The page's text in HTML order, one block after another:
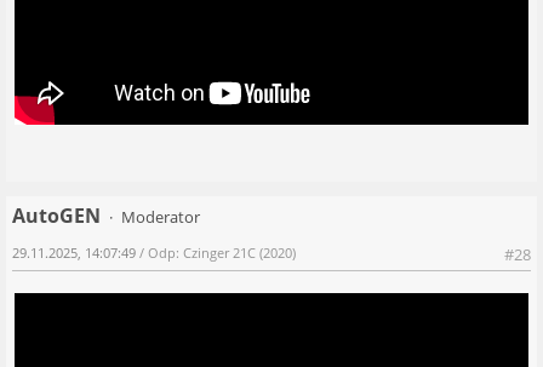
AutoGEN
Moderator
#28
29.11.2025, 14:07:49 / Odp: Czinger 21C (2020)